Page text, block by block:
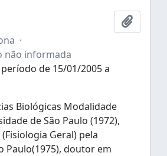
Añadir
·
não informada
de 15/01/2005 a
Biológicas Modalidade
de São Paulo (1972),
Geral) pela
Paulo(1975), doutor em